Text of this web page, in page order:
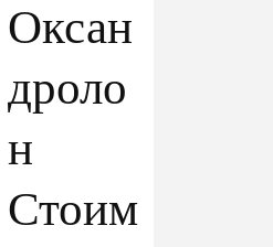
Оксан
дроло
н
Стоим